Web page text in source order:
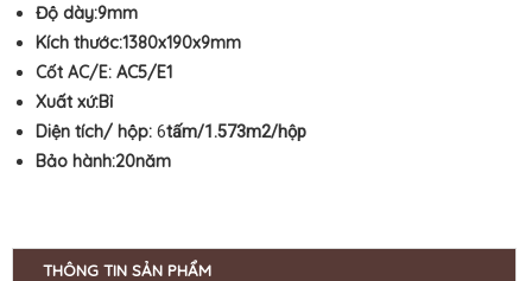
Độ dày:9mm
Kích thước:1380x190x9mm
Cốt AC/E: AC5/E1
Xuất xứ:Bỉ
Diện tích/ hộp: 6tấm/1.573m2/hộp
Bảo hành:20năm
THÔNG TIN SẢN PHẨM